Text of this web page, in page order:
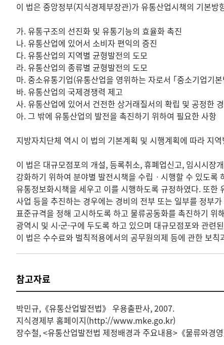
이 법은 중앙정부(지식경제부장관)가 유통산업시책의 기본
가. 유통구조의 선진화 및 유통기능의 효율화 촉진
나. 유통산업에 있어서 소비자 편익의 증진
다. 유통산업의 지역별 균형발전의 도모
라. 유통산업의 종류별 균형발전의 도모
마. 중소유통기업(유통산업을 영위하는 자로서 ｢중소기업기
바. 유통산업의 국제경쟁력 제고
사. 유통산업에 있어서 건전한 상거래질서의 확립 및 공정한
아. 그 밖에 유통산업의 발전을 촉진하기 위하여 필요한 사항
지방자치단체 역시 이 법의 기본계획 및 시행계획에 따라 지
이 법은 대규모점포의 개설, 등록취소, 휴폐업신고, 임시시장
강화하기 위하여 분야별 발전시책을 수립ㆍ시행할 수 있도
유통정보화시책을 세우고 이를 시행하도록 규정하였다. 또
사업 등을 추진하는 경우에는 경비의 전부 또는 일부를 정부
표준규격을 정해 고시하도록 하고 물류공동화를 촉진하기 위
광역시 및 시·군·구에 두도록 하고 있으며 대규모점포와 관
이 법은 수수료와 벌칙적용에서의 공무원의제 등에 관한 보
참고자료
박민규,《유통산업발전법》 우용출판사, 2007.
지식경제부 홈페이지(http://www.mke.go.kr)
장수철, <유통산업발전법 제정배경과 주요내용>《물류와경